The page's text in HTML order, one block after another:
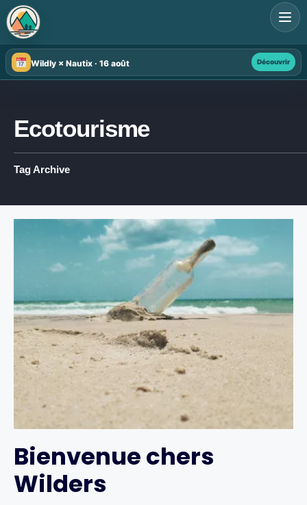
Wildly × Nautix · 16 août Découvrir
Ecotourisme
Tag Archive
Bienvenue chers
Wilders
Search
for: